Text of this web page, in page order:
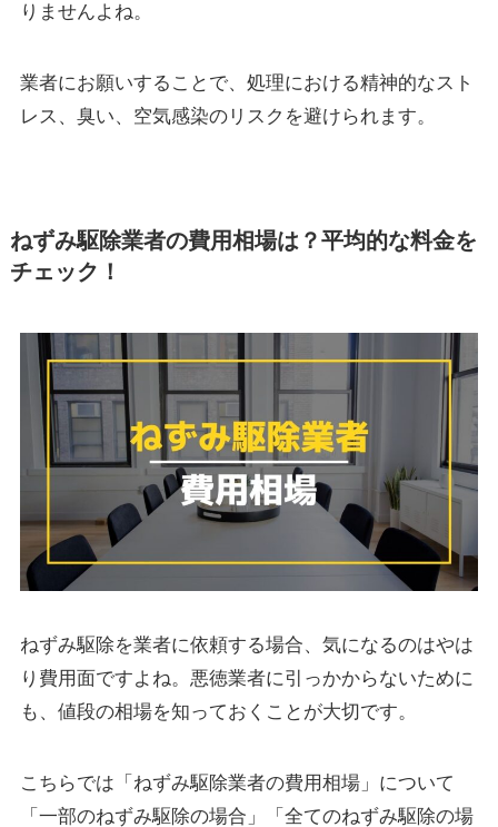
りませんよね。
業者にお願いすることで、処理における精神的なスト
レス、臭い、空気感染のリスクを避けられます。
ねずみ駆除業者の費用相場は？平均的な料金を
チェック！
ねずみ駆除を業者に依頼する場合、気になるのはやは
り費用面ですよね。悪徳業者に引っかからないために
も、値段の相場を知っておくことが大切です。
こちらでは「ねずみ駆除業者の費用相場」について
「一部のねずみ駆除の場合」「全てのねずみ駆除の場